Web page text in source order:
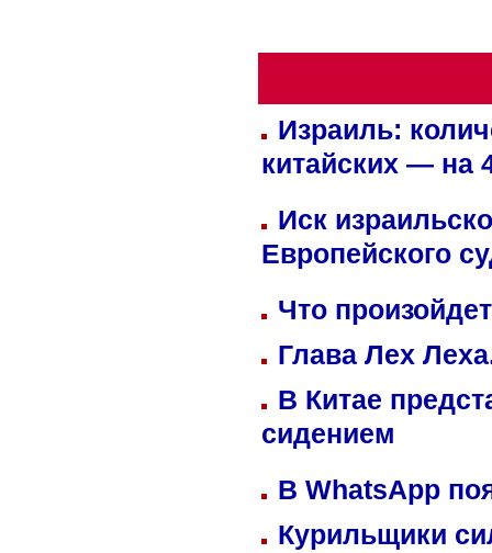
Израиль:
китайских — на
Иск
Европейского
Что
Глава Лех
В Китае
сидением
В WhatsApp
Курильщики